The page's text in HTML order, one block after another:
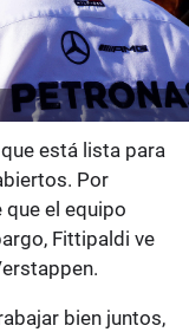
está lista para
Por
el equipo
Fittipaldi ve
bien juntos,